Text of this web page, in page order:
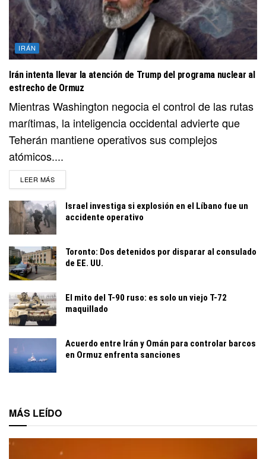
IRÁN
Irán intenta llevar la atención de Trump del programa nuclear al
estrecho de Ormuz
Mientras Washington negocia el control de las rutas
marítimas, la inteligencia occidental advierte que
Teherán mantiene operativos sus complejos
atómicos....
LEER MÁSDETAILS
Israel investiga si explosión en el Líbano fue un
accidente operativo
Toronto: Dos detenidos por disparar al consulado
de EE. UU.
El mito del T-90 ruso: es solo un viejo T-72
maquillado
Acuerdo entre Irán y Omán para controlar barcos
en Ormuz enfrenta sanciones
MÁS LEÍDO